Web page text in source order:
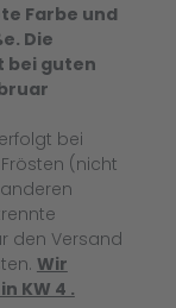
Farbe und
Die
bei guten
bei
(nicht
den Versand
Wir
KW 4 .